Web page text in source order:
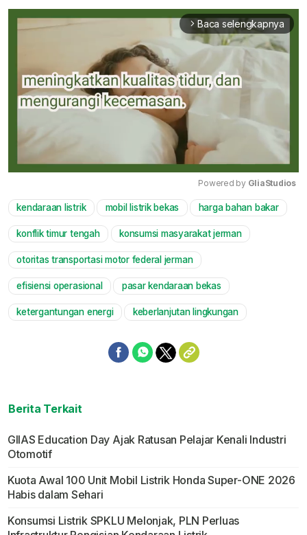
arrow_forward_ios Baca selengkapnya
Mute
Powered by GliaStudios
kendaraan listrik mobil listrik bekas harga bahan bakar
konflik timur tengah konsumsi masyarakat jerman
otoritas transportasi motor federal jerman
efisiensi operasional pasar kendaraan bekas
ketergantungan energi keberlanjutan lingkungan
Berita Terkait
GIIAS Education Day Ajak Ratusan Pelajar Kenali Industri
Otomotif
Kuota Awal 100 Unit Mobil Listrik Honda Super-ONE 2026
Habis dalam Sehari
Konsumsi Listrik SPKLU Melonjak, PLN Perluas